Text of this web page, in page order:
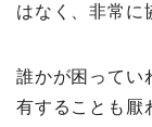
はなく、非常に
誰かが困ってい
有することも厭